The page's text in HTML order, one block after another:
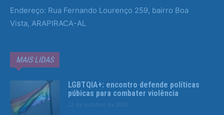
Endereço: Rua Fernando Lourenço 259, bairro Boa
Vista, ARAPIRACA-AL
MAIS LIDAS
LGBTQIA+: encontro defende políticas
púbicas para combater violência
22 de outubro de 2025